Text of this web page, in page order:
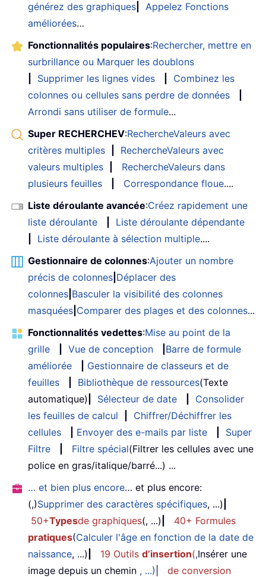
générez des graphiques
Appelez Fonctions
améliorées…
Fonctionnalités populaires:Rechercher, mettre en
surbrillance ou Marquer les doublons
Supprimer les lignes vides
Combinez les
colonnes ou cellules sans perdre de données
Arrondi sans utiliser de formule...
Super RECHERCHEV:RechercheValeurs avec
critères multiples
RechercheValeurs avec
valeurs multiples
RechercheValeurs dans
plusieurs feuilles
Correspondance floue....
Liste déroulante avancée:Créez rapidement une
liste déroulante
Liste déroulante dépendante
Liste déroulante à sélection multiple....
Gestionnaire de colonnes:Ajouter un nombre
précis de colonnes Déplacer des
colonnes Basculer la visibilité des colonnes
masquées Comparer des plages et des colonnes...
Fonctionnalités vedettes:Mise au point de la
grille
Vue de conception
Barre de formule
améliorée
Gestionnaire de classeurs et de
feuilles
Bibliothèque de ressources(Texte
automatique)
Sélecteur de date
Consolider
les feuilles de calcul
Chiffrer/Déchiffrer les
cellules
Envoyer des e-mails par liste
Super
Filtre
Filtre spécial(Filtrer les cellules avec une
police en gras/italique/barré...) ...
… et bien plus encore… et plus encore:
(,)Supprimer des caractères spécifiques, ...)
50+Typesde graphiques(, ...)
40+ Formules
pratiques(Calculer l'âge en fonction de la date de
naissance, ...) 19 Outils d’insertion(,Insérer une
image depuis un chemin , ...)
de conversion